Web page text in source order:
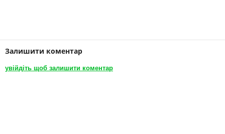
Залишити коментар
увійдіть щоб залишити коментар